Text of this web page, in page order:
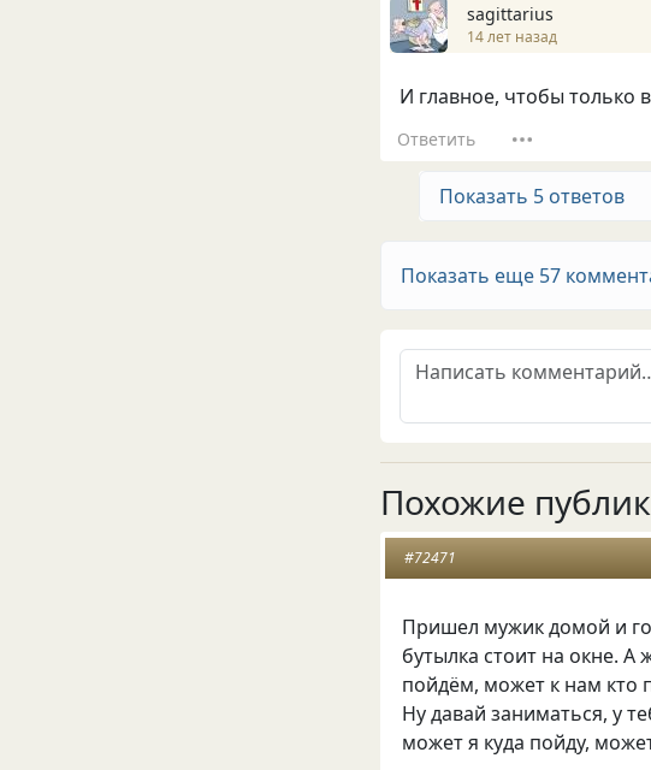
sagittarius
14 лет назад
И главное, чтобы только
Ответить
Показать 5 ответов
Показать еще 57
Похожие
#72471
Пришел мужик домой и
бутылка стоит на окне.
пойдём, может к нам кто
Ну давай заниматься, у
может я куда пойду,